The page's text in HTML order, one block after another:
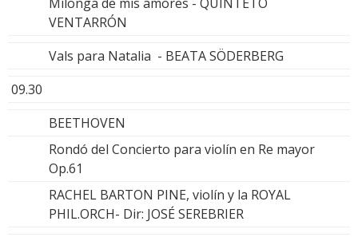
VENTARRÓN
Vals para Natalia - BEATA SÖDERBERG
09.30
BEETHOVEN
Rondó del Concierto para violín en Re mayor
Op.61
RACHEL BARTON PINE, violín y la ROYAL
PHIL.ORCH- Dir: JOSÉ SEREBRIER